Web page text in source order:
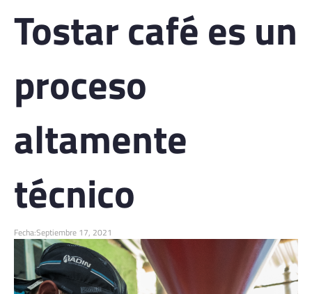
Tostar café es un
proceso
altamente
técnico
Fecha:Septiembre 17, 2021